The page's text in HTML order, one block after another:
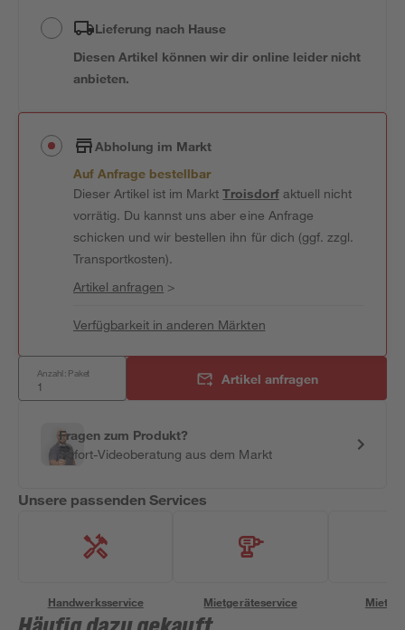
Lieferung nach Hause
Diesen Artikel können wir dir online leider nicht
anbieten.
Abholung im Markt
Auf Anfrage bestellbar
Dieser Artikel ist im MarktTroisdorfaktuell nicht
vorrätig. Du kannst uns aber eine Anfrage
schicken und wir bestellen ihn für dich (ggf. zzgl.
Transportkosten).
Artikel anfragen >
Verfügbarkeit in anderen Märkten
Anzahl: Paket Artikel anfragen
Fragen zum Produkt?
Sofort-Videoberatung aus dem Markt
Unsere passenden Services
Handwerksservice Mietgeräteservice